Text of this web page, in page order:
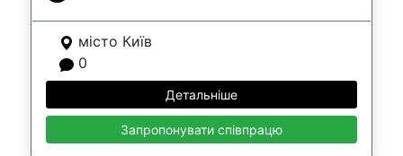
місто Київ
0
Детальніше
Запропонувати співпрацю